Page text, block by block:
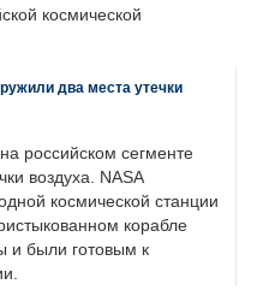
космической
два места утечки
российском сегменте
воздуха. NASA
космической станции
корабле
и были готовым к